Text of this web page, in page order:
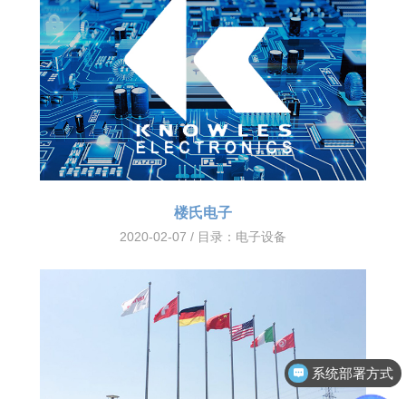
楼氏电子
2020-02-07 / 目录： 电子设备
客户案例分享